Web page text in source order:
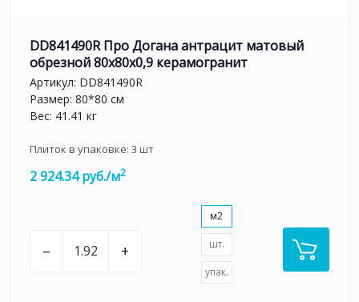
DD841490R Про Догана антрацит матовый
обрезной 80x80x0,9 керамогранит
Артикул: DD841490R
Размер: 80*80 см
Вес: 41.41 кг
Плиток в упаковке: 3 шт
2 924.34 руб./м2
– +
м2
шт.
упак.